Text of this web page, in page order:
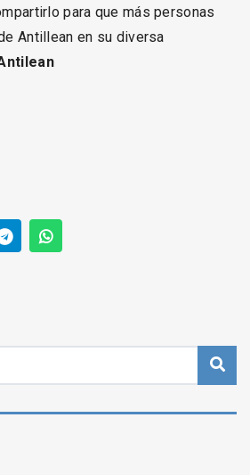
para que más personas
Antillean en su diversa